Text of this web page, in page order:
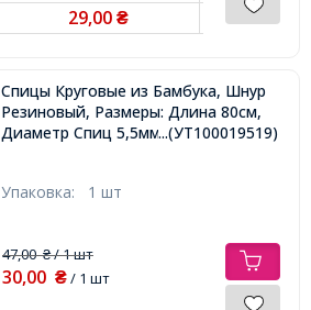
29,00₴
Спицы Круговые из Бамбука, Шнур
Резиновый, Размеры: Длина 80см,
Диаметр Спиц 5,5мм,...(УТ100019519)
Упаковка: 1 шт
47,00₴/ 1 шт
30,00 ₴/ 1 шт